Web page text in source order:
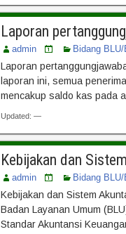
Laporan
admin Bidang BLU/
Laporan
laporan ini, semua
mencakup saldo kas pada
Updated: —
Kebijakan dan
admin Bidang BLU/
Kebijakan dan Sistem
Badan Layanan Umum
Standar Akuntansi